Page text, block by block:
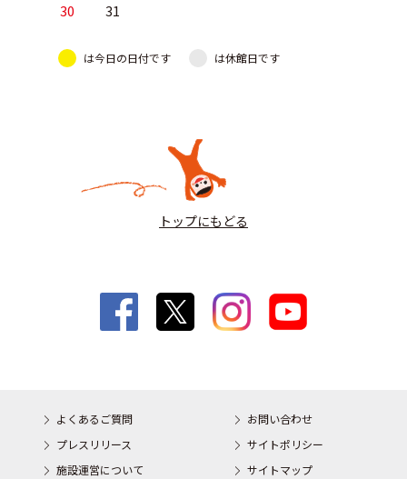
30 31
は今日の日付です は休館日です
トップにもどる
よくあるご質問
お問い合わせ
プレスリリース
サイトポリシー
施設運営について
サイトマップ